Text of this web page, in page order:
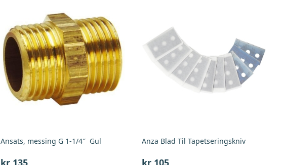
Ansats, messing G 1-1/4″ Gul
kr 135
Anza Blad Til Tapetseringskniv
kr105